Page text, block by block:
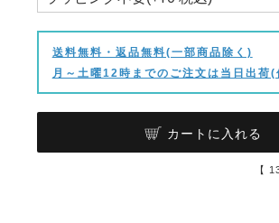
送料無料・返品無料(一部商品除く)
月～土曜12時までのご注文は当日出荷(
カートに入れる
【